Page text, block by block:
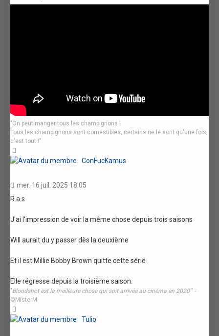
"On peut manger tous les champignons !
Tous les champignons sont comestibles, certains ne le sont qu'une fois,
c'est tout !"
ConFucKamus
mer. 16 juil. 2025 18:05
R.a.s
J'ai l'impression de voir la même chose depuis trois saisons
Will aurait du y passer dès la deuxième
Et il est Millie Bobby Brown quitte cette série
Elle régresse depuis la troisième saison.
"Bloodshot est la meilleure chose qui soit arrivée au cinéma en 2020 " -
©MisterM
Tulio